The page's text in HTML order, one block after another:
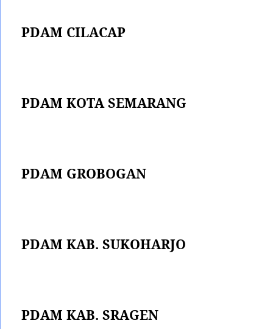
PDAM CILACAP
PDAM KOTA SEMARANG
PDAM GROBOGAN
PDAM KAB. SUKOHARJO
PDAM KAB. SRAGEN